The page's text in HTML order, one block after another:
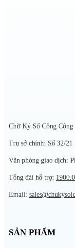
Chữ Ký Số Công
Trụ sở chính: Số 32/
Văn phòng giao dịch:
Tổng đài hỗ trợ:
Email:
SẢN PHẨM